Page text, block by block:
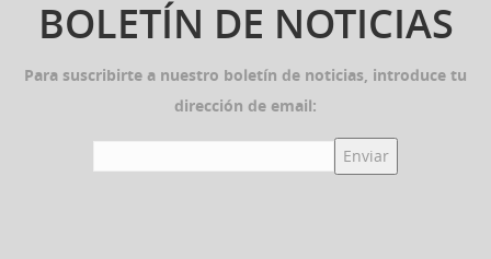
BOLETÍN DE NOTICIAS
Para suscribirte a nuestro boletín de noticias, introduce tu
dirección de email: